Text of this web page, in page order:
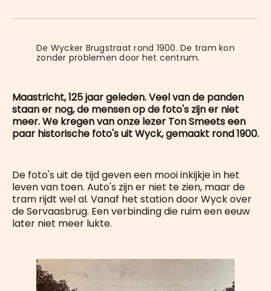
WhatsApp
Facebook
LinkedIn
X
E-
De Wycker Brugstraat rond 1900. De tram kon
zonder problemen door het centrum.
Maastricht, 125 jaar geleden. Veel van de panden
staan er nog, de mensen op de foto's zijn er niet
meer. We kregen van onze lezer Ton Smeets een
paar historische foto's uit Wyck, gemaakt rond 1900.
De foto's uit de tijd geven een mooi inkijkje in het
leven van toen. Auto's zijn er niet te zien, maar de
tram rijdt wel al. Vanaf het station door Wyck over
de Servaasbrug. Een verbinding die ruim een eeuw
later niet meer lukte.